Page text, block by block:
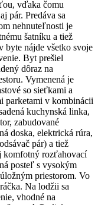
vďaka čomu
pár. Predáva sa
nehnuteľnosti je
šatníku a tiež
byte nájde všetko svoje
Byt prešiel
dôraz na
Vymenená je
so sieťkami a
parketami v kombinácii
kuchynská linka,
zabudované
doska, elektrická rúra,
pár) a tiež
komfotný rozťahovací
posteľ s vysokým
priestorom. Vo
Na lodžii sa
vhodné na